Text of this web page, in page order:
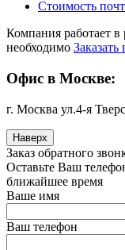
Стоимость
Компания работает
необходимо Заказать
Офис в Москве:
г. Москва ул.4-я
Наверх
Заказ обратного
Оставьте Ваш
ближайшее время
Ваше имя
Ваш телефон